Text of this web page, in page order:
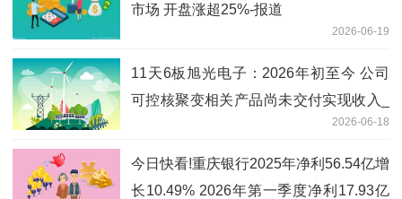
市场 开盘涨超25%-报道
2026-06-19
11天6板旭光电子：2026年初至今 公司
可控核聚变相关产品尚未交付实现收入_
2026-06-18
今日快看!重庆银行2025年净利56.54亿增
长10.49% 2026年第一季度净利17.93亿